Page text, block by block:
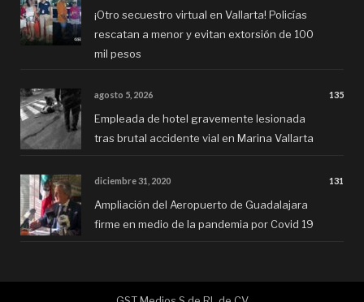
¡Otro secuestro virtual en Vallarta! Policías
rescatan a menor y evitan extorsión de 100
mil pesos
agosto 5, 2026 135
Empleada de hotel gravemente lesionada
tras brutal accidente vial en Marina Vallarta
diciembre 31, 2020 131
Ampliación del Aeropuerto de Guadalajara
firme en medio de la pandemia por Covid 19